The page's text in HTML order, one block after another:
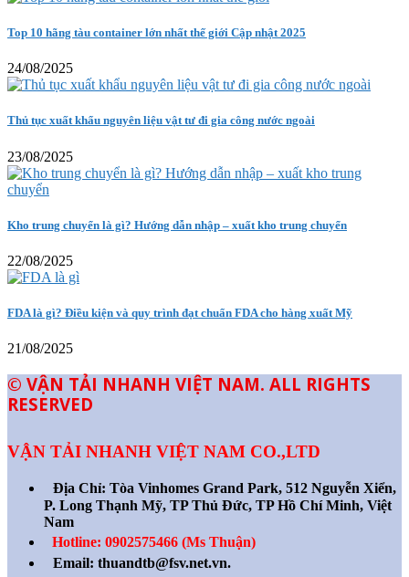
Top 10 hãng tàu container lớn nhất thế giới Cập nhật 2025
24/08/2025
Thủ tục xuất khẩu nguyên liệu vật tư đi gia công nước ngoài
23/08/2025
Kho trung chuyển là gì? Hướng dẫn nhập – xuất kho trung chuyển
22/08/2025
FDA là gì? Điều kiện và quy trình đạt chuẩn FDA cho hàng xuất Mỹ
21/08/2025
© VẬN TẢI NHANH VIỆT NAM. ALL RIGHTS
RESERVED
VẬN TẢI NHANH VIỆT NAM CO.,LTD
Địa Chỉ: Tòa Vinhomes Grand Park, 512 Nguyễn Xiển,
P. Long Thạnh Mỹ, TP Thủ Đức, TP Hồ Chí Minh, Việt
Nam
Hotline: 0902575466 (Ms Thuận)
Email: thuandtb@fsv.net.vn.